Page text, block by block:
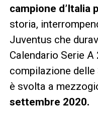
campione d’Italia
storia,
Juventus che
Calendario Serie
compilazione
è svolta a
settembre 2020.